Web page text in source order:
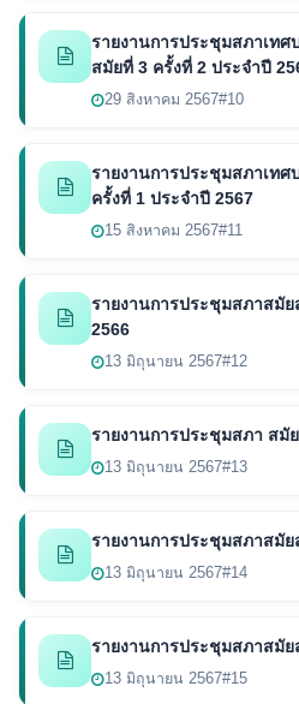
รายงานการประชุมสภาเท
สมัยที่ 3 ครั้งที่ 2 ประจำปี
29 สิงหาคม 2567#10
รายงานการประชุมสภาเท
ครั้งที่ 1 ประจำปี 2567
15 สิงหาคม 2567#11
รายงานการประชุมสภาสมั
2566
13 มิถุนายน 2567#12
รายงานการประชุมสภา สมั
13 มิถุนายน 2567#13
รายงานการประชุมสภาสมั
13 มิถุนายน 2567#14
รายงานการประชุมสภาสมั
13 มิถุนายน 2567#15